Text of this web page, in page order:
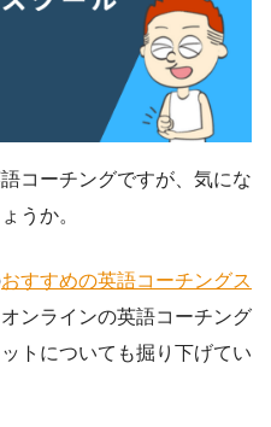
コーチングですが、気にな
うか。
おすすめの英語コーチングス
ンラインの英語コーチング
トについても掘り下げてい